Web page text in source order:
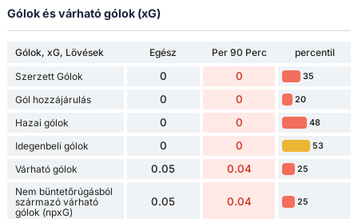
Gólok és várható gólok (xG)
Gólok, xG, Lövések Egész Per 90 Perc
percentil
Szerzett Gólok
0 0 35
Gól hozzájárulás 0 0 20
Hazai gólok 0 0 48
Idegenbeli gólok 0 0 53
Várható gólok 0.05 0.04 25
Nem büntetőrúgásból
származó várható
gólok (npxG)
0.05 0.04 25